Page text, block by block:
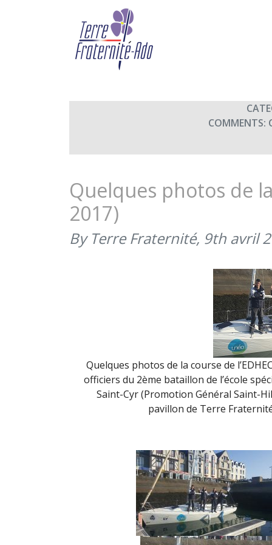
Course-croisière de
By Terre Fraternité,
COMMENTS:
Quelques photos de
2017)
By Terre Fraternité, 9th avril
Quelques photos de la course de
officiers du 2ème bataillon de l’école
Saint-Cyr (Promotion Général Saint-
pavillon de Terre